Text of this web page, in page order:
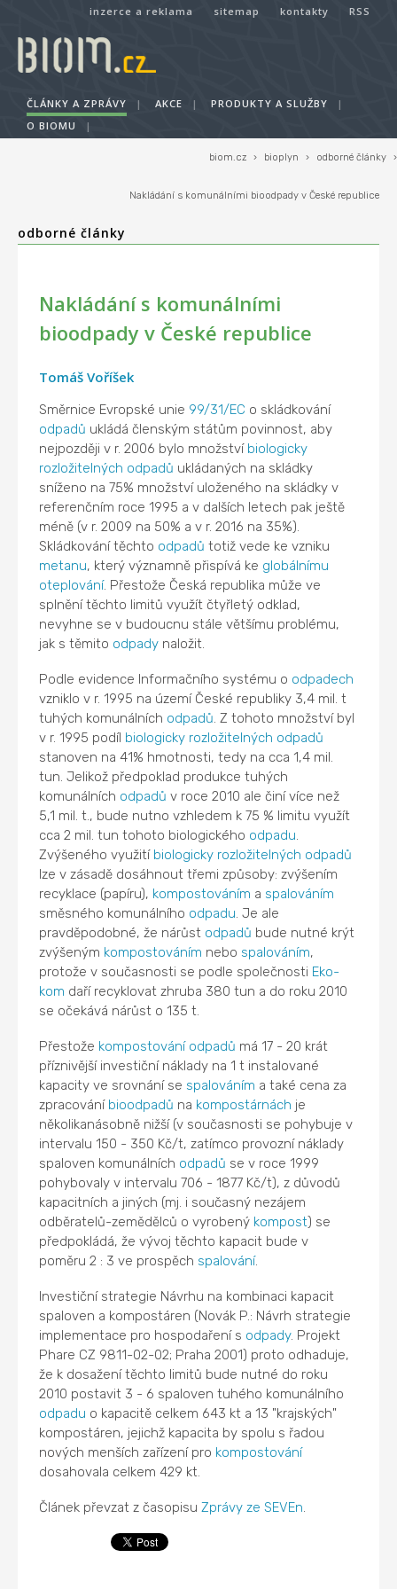
inzerce a reklama sitemap kontakty RSS
ČLÁNKY A ZPRÁVY | AKCE | PRODUKTY A SLUŽBY
|
O BIOMU
|
biom.cz › bioplyn › odborné články ›
Nakládání s komunálními bioodpady v České republice
odborné články
Nakládání s komunálními
bioodpady v České republice
Tomáš Voříšek
Směrnice Evropské unie 99/31/EC o skládkování
odpadů ukládá členským státům povinnost, aby
nejpozději v r. 2006 bylo množství biologicky
rozložitelných odpadů ukládaných na skládky
sníženo na 75% množství uloženého na skládky v
referenčním roce 1995 a v dalších letech pak ještě
méně (v r. 2009 na 50% a v r. 2016 na 35%).
Skládkování těchto odpadů totiž vede ke vzniku
metanu, který významně přispívá ke globálnímu
oteplování. Přestože Česká republika může ve
splnění těchto limitů využít čtyřletý odklad,
nevyhne se v budoucnu stále většímu problému,
jak s těmito odpady naložit.
Podle evidence Informačního systému o odpadech
vzniklo v r. 1995 na území České republiky 3,4 mil. t
tuhých komunálních odpadů. Z tohoto množství byl
v r. 1995 podíl biologicky rozložitelných odpadů
stanoven na 41% hmotnosti, tedy na cca 1,4 mil.
tun. Jelikož předpoklad produkce tuhých
komunálních odpadů v roce 2010 ale činí více než
5,1 mil. t., bude nutno vzhledem k 75 % limitu využít
cca 2 mil. tun tohoto biologického odpadu.
Zvýšeného využití biologicky rozložitelných odpadů
lze v zásadě dosáhnout třemi způsoby: zvýšením
recyklace (papíru), kompostováním a spalováním
směsného komunálního odpadu. Je ale
pravděpodobné, že nárůst odpadů bude nutné krýt
zvýšeným kompostováním nebo spalováním,
protože v současnosti se podle společnosti Eko-
kom daří recyklovat zhruba 380 tun a do roku 2010
se očekává nárůst o 135 t.
Přestože kompostování odpadů má 17 - 20 krát
příznivější investiční náklady na 1 t instalované
kapacity ve srovnání se spalováním a také cena za
zpracování bioodpadů na kompostárnách je
několikanásobně nižší (v současnosti se pohybuje v
intervalu 150 - 350 Kč/t, zatímco provozní náklady
spaloven komunálních odpadů se v roce 1999
pohybovaly v intervalu 706 - 1877 Kč/t), z důvodů
kapacitních a jiných (mj. i současný nezájem
odběratelů-zemědělců o vyrobený kompost) se
předpokládá, že vývoj těchto kapacit bude v
poměru 2 : 3 ve prospěch spalování.
Investiční strategie Návrhu na kombinaci kapacit
spaloven a kompostáren (Novák P.: Návrh strategie
implementace pro hospodaření s odpady. Projekt
Phare CZ 9811-02-02; Praha 2001) proto odhaduje,
že k dosažení těchto limitů bude nutné do roku
2010 postavit 3 - 6 spaloven tuhého komunálního
odpadu o kapacitě celkem 643 kt a 13 "krajských"
kompostáren, jejichž kapacita by spolu s řadou
nových menších zařízení pro kompostování
dosahovala celkem 429 kt.
Článek převzat z časopisuZprávy ze SEVEn.